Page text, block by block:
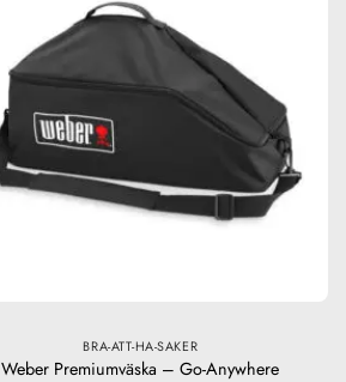
BRA-ATT-HA-SAKER
Weber Premiumväska – Go-Anywhere